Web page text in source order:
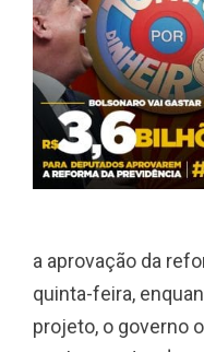
a aprovação da
quinta-feira,
projeto, o governo